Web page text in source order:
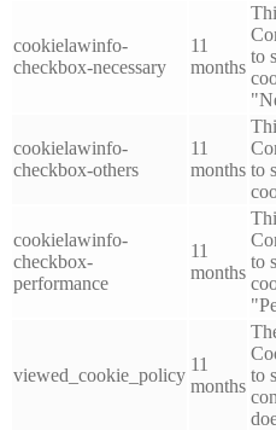
cookielawinfo-
checkbox-necessary
11
months
to
cookielawinfo-
checkbox-others
11
months to
cookielawinfo-
checkbox-
performance
11
months
to
viewed_cookie_policy
11
months
to